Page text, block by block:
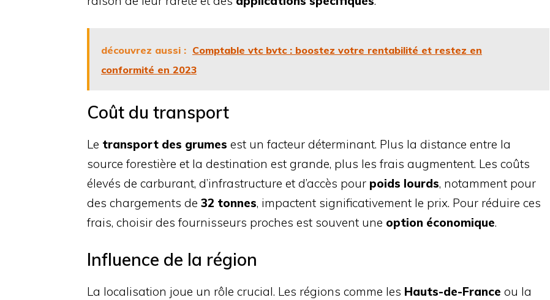
découvrez aussi : Comptable vtc bvtc : boostez votre rentabilité et restez en
conformité en 2023
Coût du transport
Le transport des grumes est un facteur déterminant. Plus la distance entre la
source forestière et la destination est grande, plus les frais augmentent. Les coûts
élevés de carburant, d’infrastructure et d’accès pour poids lourds, notamment pour
des chargements de 32 tonnes, impactent significativement le prix. Pour réduire ces
frais, choisir des fournisseurs proches est souvent une option économique.
Influence de la région
La localisation joue un rôle crucial. Les régions comme les Hauts-de-France ou la